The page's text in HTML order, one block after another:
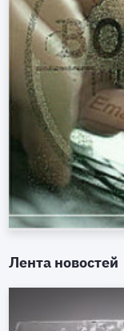
Лента новостей